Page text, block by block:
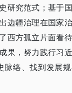
研究范式；基于
边疆治理在国家
西方孤立片面看
果，努力践行习
脉络、找到发展